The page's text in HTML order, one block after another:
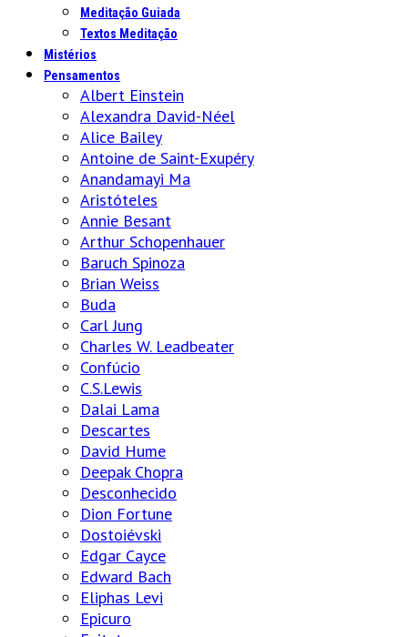
Meditação Guiada
Textos Meditação
Mistérios
Pensamentos
Albert Einstein
Alexandra David-Néel
Alice Bailey
Antoine de Saint-Exupéry
Anandamayi Ma
Aristóteles
Annie Besant
Arthur Schopenhauer
Baruch Spinoza
Brian Weiss
Buda
Carl Jung
Charles W. Leadbeater
Confúcio
C.S.Lewis
Dalai Lama
Descartes
David Hume
Deepak Chopra
Desconhecido
Dion Fortune
Dostoiévski
Edgar Cayce
Edward Bach
Eliphas Levi
Epicuro